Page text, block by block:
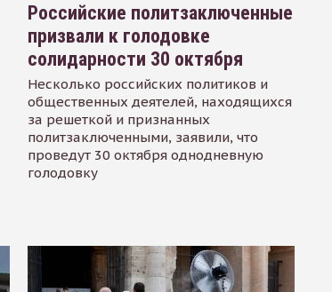
Российские политзаключенные
призвали к голодовке
солидарности 30 октября
Несколько российских политиков и
общественных деятелей, находящихся
за решеткой и признанных
политзаключенными, заявили, что
проведут 30 октября однодневную
голодовку